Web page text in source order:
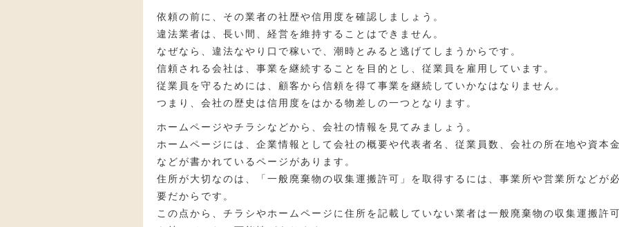
依頼の前に、その業者の社歴や信用度を確認しましょう。
違法業者は、長い間、経営を維持することはできません。
なぜなら、違法なやり口で稼いで、潮時とみると逃げてしまうからです。
信頼される会社は、事業を継続することを目的とし、従業員を雇用しています。
従業員を守るためには、顧客から信頼を得て事業を継続していかなはなりません。
つまり、会社の歴史は信用度をはかる物差しの一つとなります。
ホームページやチラシなどから、会社の情報を見てみましょう。
ホームページには、企業情報として会社の概要や代表者名、従業員数、会社の所在地や資本
などが書かれているページがあります。
住所が大切なのは、「一般廃棄物の収集運搬許可」を取得するには、事業所や営業所などが
要だからです。
この点から、チラシやホームページに住所を記載していない業者は一般廃棄物の収集運搬許